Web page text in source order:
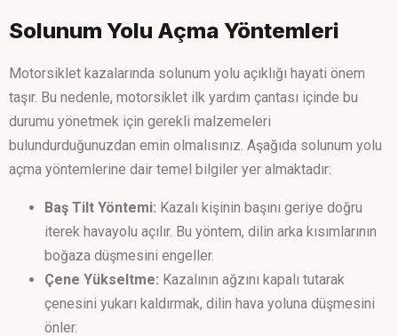
Solunum Yolu Açma Yöntemleri
Motorsiklet kazalarında solunum yolu açıklığı hayati önem
taşır. Bu nedenle, motorsiklet ilk yardım çantası içinde bu
durumu yönetmek için gerekli malzemeleri
bulundurduğunuzdan emin olmalısınız. Aşağıda solunum yolu
açma yöntemlerine dair temel bilgiler yer almaktadır:
Baş Tilt Yöntemi: Kazalı kişinin başını geriye doğru
iterek havayolu açılır. Bu yöntem, dilin arka kısımlarının
boğaza düşmesini engeller.
Çene Yükseltme: Kazalının ağzını kapalı tutarak
çenesini yukarı kaldırmak, dilin hava yoluna düşmesini
önler.